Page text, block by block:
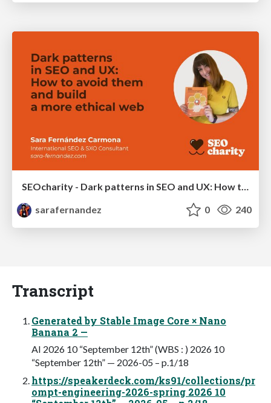
sarafernandez
0 240
Transcript
Generated by Stable Image Core × Nano
Banana 2 —
AI 2026 10 “September 12th” (WBS : ) 2026 10
“September 12th” — 2026-05 – p.1/18
https://speakerdeck.com/ks91/collections/pr
ompt-engineering-2026-spring 2026 10